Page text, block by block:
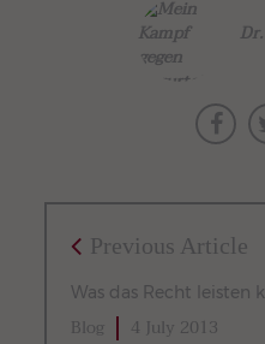
Previous Article
Was das Recht leisten
Blog 4 July 2013